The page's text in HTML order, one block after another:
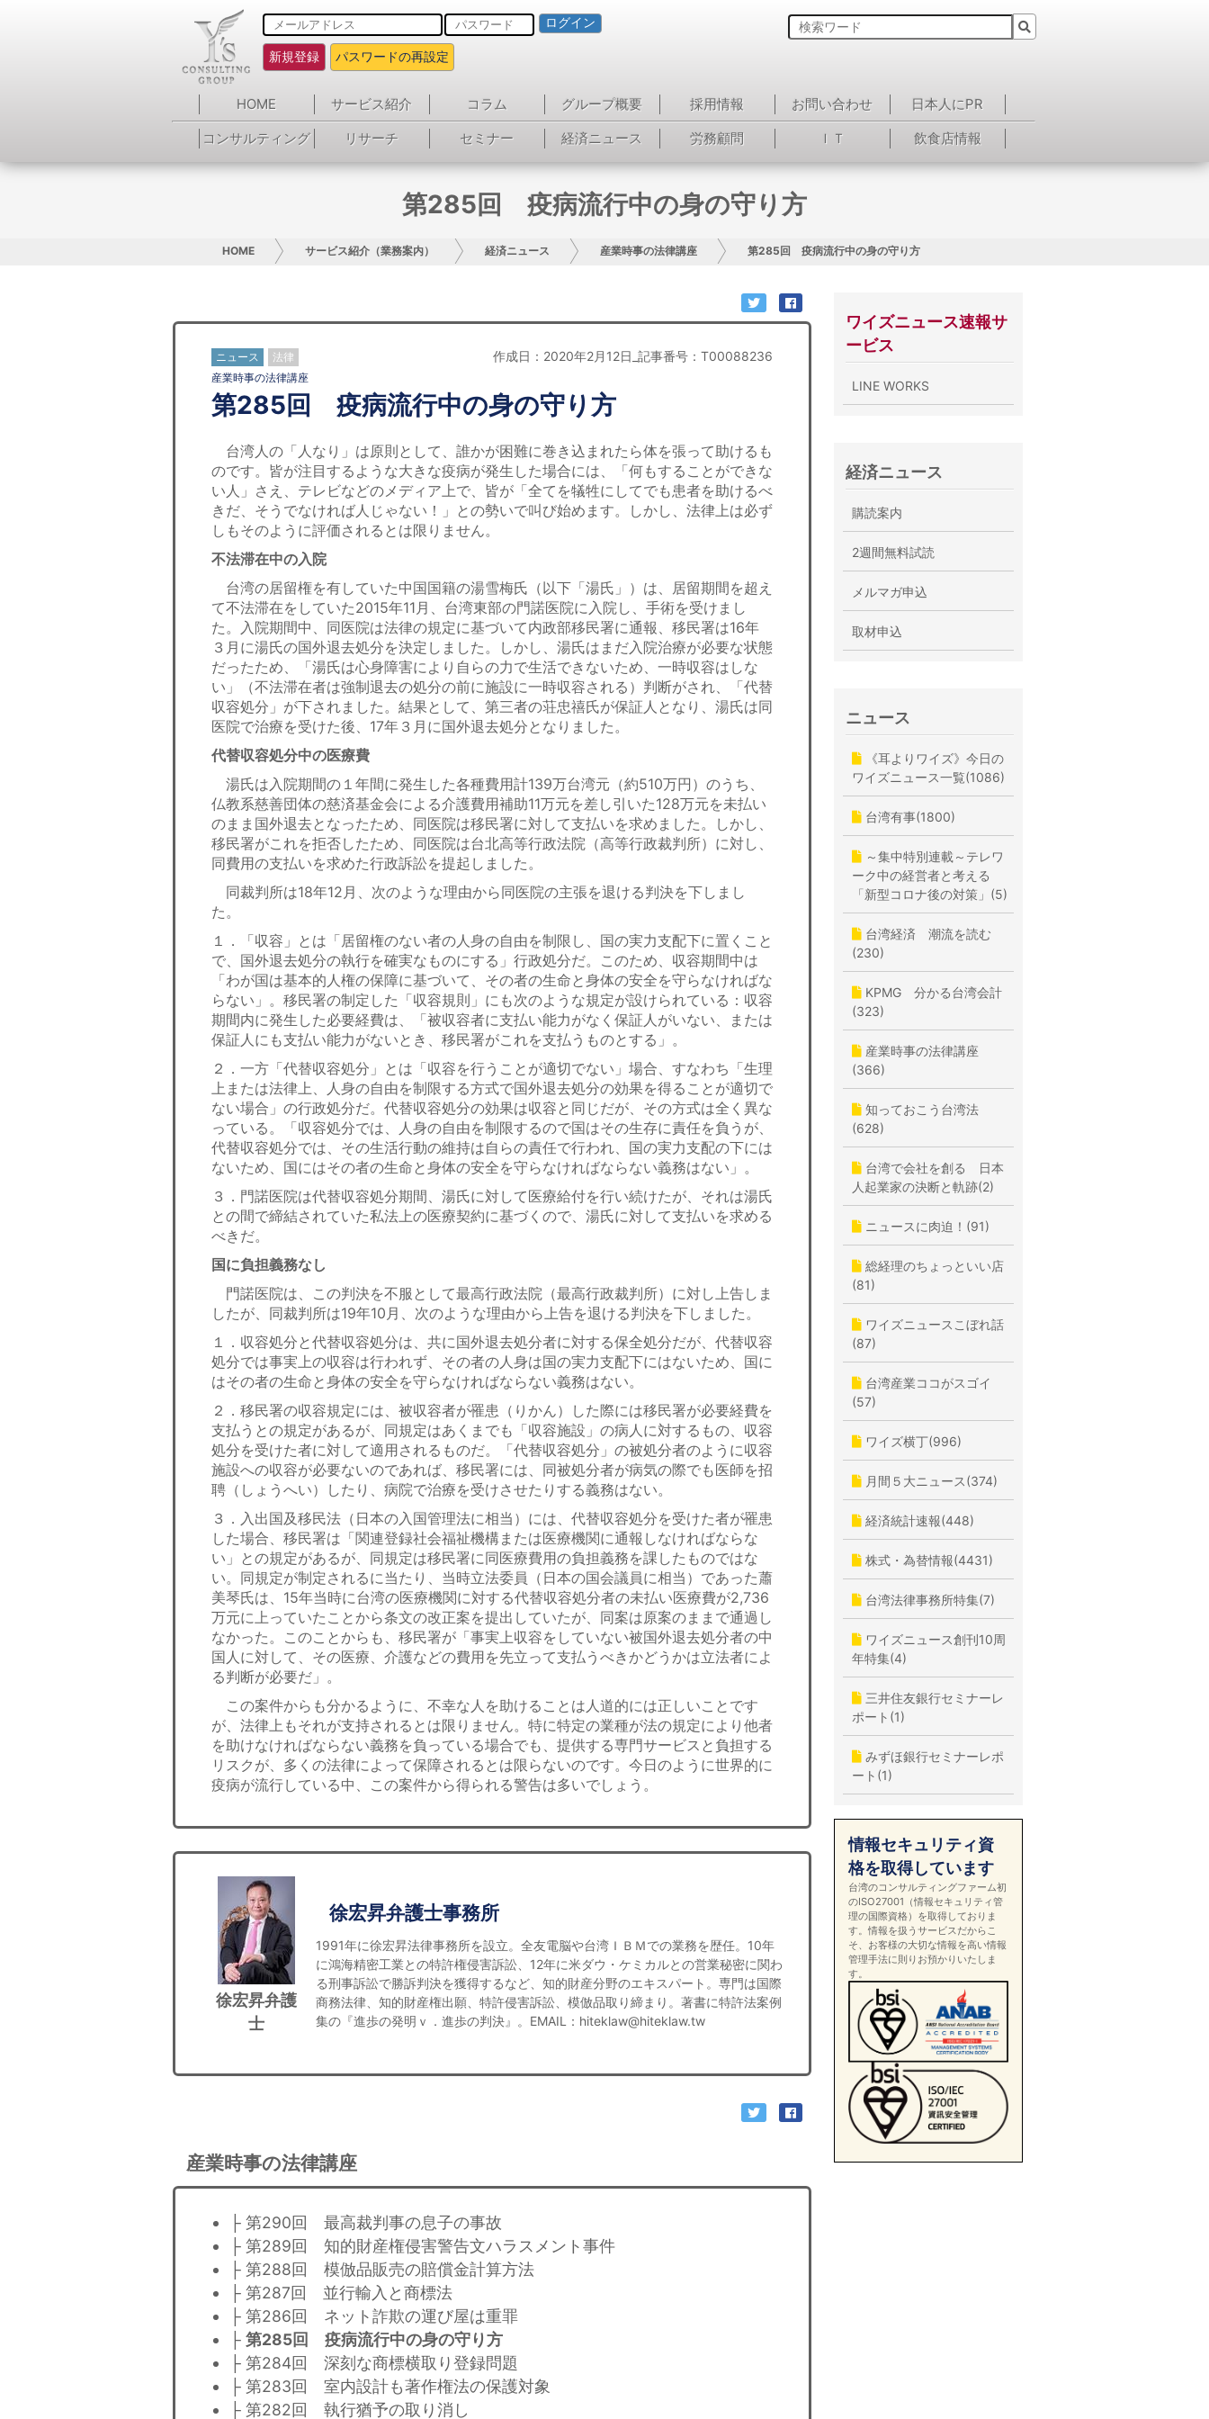
ログイン
新規登録 パスワードの再設定
HOME サービス紹介 コラム グループ概要 採用情報 お問い合わせ
日本人にPR
コンサルティング
リサーチ セミナー 経済ニュース 労務顧問 ＩＴ 飲食店情報
第285回 疫病流行中の身の守り方
HOME サービス紹介（業務案内） 経済ニュース 産業時事の法律講座 第285回 疫病流行中の身の守り方
ニュース 法律 作成日：2020年2月12日_記事番号：T00088236
産業時事の法律講座
第285回 疫病流行中の身の守り方
台湾人の「人なり」は原則として、誰かが困難に巻き込まれたら体を張って助けるも
のです。皆が注目するような大きな疫病が発生した場合には、「何もすることができな
い人」さえ、テレビなどのメディア上で、皆が「全てを犠牲にしてでも患者を助けるべ
きだ、そうでなければ人じゃない！」との勢いで叫び始めます。しかし、法律上は必ず
しもそのように評価されるとは限りません。
不法滞在中の入院
台湾の居留権を有していた中国国籍の湯雪梅氏（以下「湯氏」）は、居留期間を超え
て不法滞在をしていた2015年11月、台湾東部の門諾医院に入院し、手術を受けまし
た。入院期間中、同医院は法律の規定に基づいて内政部移民署に通報、移民署は16年
３月に湯氏の国外退去処分を決定しました。しかし、湯氏はまだ入院治療が必要な状態
だったため、「湯氏は心身障害により自らの力で生活できないため、一時収容はしな
い」（不法滞在者は強制退去の処分の前に施設に一時収容される）判断がされ、「代替
収容処分」が下されました。結果として、第三者の荘忠禧氏が保証人となり、湯氏は同
医院で治療を受けた後、17年３月に国外退去処分となりました。
代替収容処分中の医療費
湯氏は入院期間の１年間に発生した各種費用計139万台湾元（約510万円）のうち、
仏教系慈善団体の慈済基金会による介護費用補助11万元を差し引いた128万元を未払い
のまま国外退去となったため、同医院は移民署に対して支払いを求めました。しかし、
移民署がこれを拒否したため、同医院は台北高等行政法院（高等行政裁判所）に対し、
同費用の支払いを求めた行政訴訟を提起しました。
同裁判所は18年12月、次のような理由から同医院の主張を退ける判決を下しまし
た。
１．「収容」とは「居留権のない者の人身の自由を制限し、国の実力支配下に置くこと
で、国外退去処分の執行を確実なものにする」行政処分だ。このため、収容期間中は
「わが国は基本的人権の保障に基づいて、その者の生命と身体の安全を守らなければな
らない」。移民署の制定した「収容規則」にも次のような規定が設けられている：収容
期間内に発生した必要経費は、「被収容者に支払い能力がなく保証人がいない、または
保証人にも支払い能力がないとき、移民署がこれを支払うものとする」。
２．一方「代替収容処分」とは「収容を行うことが適切でない」場合、すなわち「生理
上または法律上、人身の自由を制限する方式で国外退去処分の効果を得ることが適切で
ない場合」の行政処分だ。代替収容処分の効果は収容と同じだが、その方式は全く異な
っている。「収容処分では、人身の自由を制限するので国はその生存に責任を負うが、
代替収容処分では、その生活行動の維持は自らの責任で行われ、国の実力支配の下には
ないため、国にはその者の生命と身体の安全を守らなければならない義務はない」。
３．門諾医院は代替収容処分期間、湯氏に対して医療給付を行い続けたが、それは湯氏
との間で締結されていた私法上の医療契約に基づくので、湯氏に対して支払いを求める
べきだ。
国に負担義務なし
門諾医院は、この判決を不服として最高行政法院（最高行政裁判所）に対し上告しま
したが、同裁判所は19年10月、次のような理由から上告を退ける判決を下しました。
１．収容処分と代替収容処分は、共に国外退去処分者に対する保全処分だが、代替収容
処分では事実上の収容は行われず、その者の人身は国の実力支配下にはないため、国に
はその者の生命と身体の安全を守らなければならない義務はない。
２．移民署の収容規定には、被収容者が罹患（りかん）した際には移民署が必要経費を
支払うとの規定があるが、同規定はあくまでも「収容施設」の病人に対するもの、収容
処分を受けた者に対して適用されるものだ。「代替収容処分」の被処分者のように収容
施設への収容が必要ないのであれば、移民署には、同被処分者が病気の際でも医師を招
聘（しょうへい）したり、病院で治療を受けさせたりする義務はない。
３．入出国及移民法（日本の入国管理法に相当）には、代替収容処分を受けた者が罹患
した場合、移民署は「関連登録社会福祉機構または医療機関に通報しなければならな
い」との規定があるが、同規定は移民署に同医療費用の負担義務を課したものではな
い。同規定が制定されるに当たり、当時立法委員（日本の国会議員に相当）であった蕭
美琴氏は、15年当時に台湾の医療機関に対する代替収容処分者の未払い医療費が2,736
万元に上っていたことから条文の改正案を提出していたが、同案は原案のままで通過し
なかった。このことからも、移民署が「事実上収容をしていない被国外退去処分者の中
国人に対して、その医療、介護などの費用を先立って支払うべきかどうかは立法者によ
る判断が必要だ」。
この案件からも分かるように、不幸な人を助けることは人道的には正しいことです
が、法律上もそれが支持されるとは限りません。特に特定の業種が法の規定により他者
を助けなければならない義務を負っている場合でも、提供する専門サービスと負担する
リスクが、多くの法律によって保障されるとは限らないのです。今日のように世界的に
疫病が流行している中、この案件から得られる警告は多いでしょう。
徐宏昇弁護
士
徐宏昇弁護士事務所
1991年に徐宏昇法律事務所を設立。全友電脳や台湾ＩＢＭでの業務を歴任。10年
に鴻海精密工業との特許権侵害訴訟、12年に米ダウ・ケミカルとの営業秘密に関わ
る刑事訴訟で勝訴判決を獲得するなど、知的財産分野のエキスパート。専門は国際
商務法律、知的財産権出願、特許侵害訴訟、模倣品取り締まり。著書に特許法案例
集の『進歩の発明ｖ．進歩の判決』。EMAIL：hiteklaw@hiteklaw.tw
産業時事の法律講座
├ 第290回 最高裁判事の息子の事故
├ 第289回 知的財産権侵害警告文ハラスメント事件
├ 第288回 模倣品販売の賠償金計算方法
├ 第287回 並行輸入と商標法
├ 第286回 ネット詐欺の運び屋は重罪
├ 第285回 疫病流行中の身の守り方
├ 第284回 深刻な商標横取り登録問題
├ 第283回 室内設計も著作権法の保護対象
├ 第282回 執行猶予の取り消し
ワイズニュース速報サ
ービス
LINE WORKS
経済ニュース
購読案内
2週間無料試読
メルマガ申込
取材申込
ニュース
《耳よりワイズ》今日の
ワイズニュース一覧(1086)
台湾有事(1800)
～集中特別連載～テレワ
ーク中の経営者と考える
「新型コロナ後の対策」(5)
台湾経済 潮流を読む
(230)
KPMG 分かる台湾会計
(323)
産業時事の法律講座
(366)
知っておこう台湾法
(628)
台湾で会社を創る 日本
人起業家の決断と軌跡(2)
ニュースに肉迫！(91)
総経理のちょっといい店
(81)
ワイズニュースこぼれ話
(87)
台湾産業ココがスゴイ
(57)
ワイズ横丁(996)
月間５大ニュース(374)
経済統計速報(448)
株式・為替情報(4431)
台湾法律事務所特集(7)
ワイズニュース創刊10周
年特集(4)
三井住友銀行セミナーレ
ポート(1)
みずほ銀行セミナーレポ
ート(1)
情報セキュリティ資
格を取得しています
台湾のコンサルティングファーム初
のISO27001（情報セキュリティ管
理の国際資格）を取得しておりま
す。情報を扱うサービスだからこ
そ、お客様の大切な情報を高い情報
管理手法に則りお預かりいたしま
す。